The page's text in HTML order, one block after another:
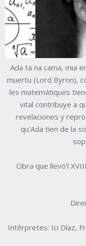
Ada ta na cama, mui
muertu (Lord Byron),
les matemátiques
vital contribuye a
revelaciones y
qu'Ada tien de la
Obra que llevó'l
Intérpretes: Ici Díaz,